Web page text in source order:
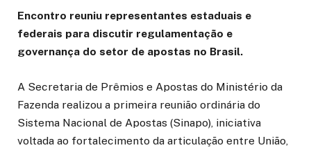
Encontro reuniu representantes estaduais e
federais para discutir regulamentação e
governança do setor de apostas no Brasil.
A Secretaria de Prêmios e Apostas do Ministério da
Fazenda realizou a primeira reunião ordinária do
Sistema Nacional de Apostas (Sinapo), iniciativa
voltada ao fortalecimento da articulação entre União,